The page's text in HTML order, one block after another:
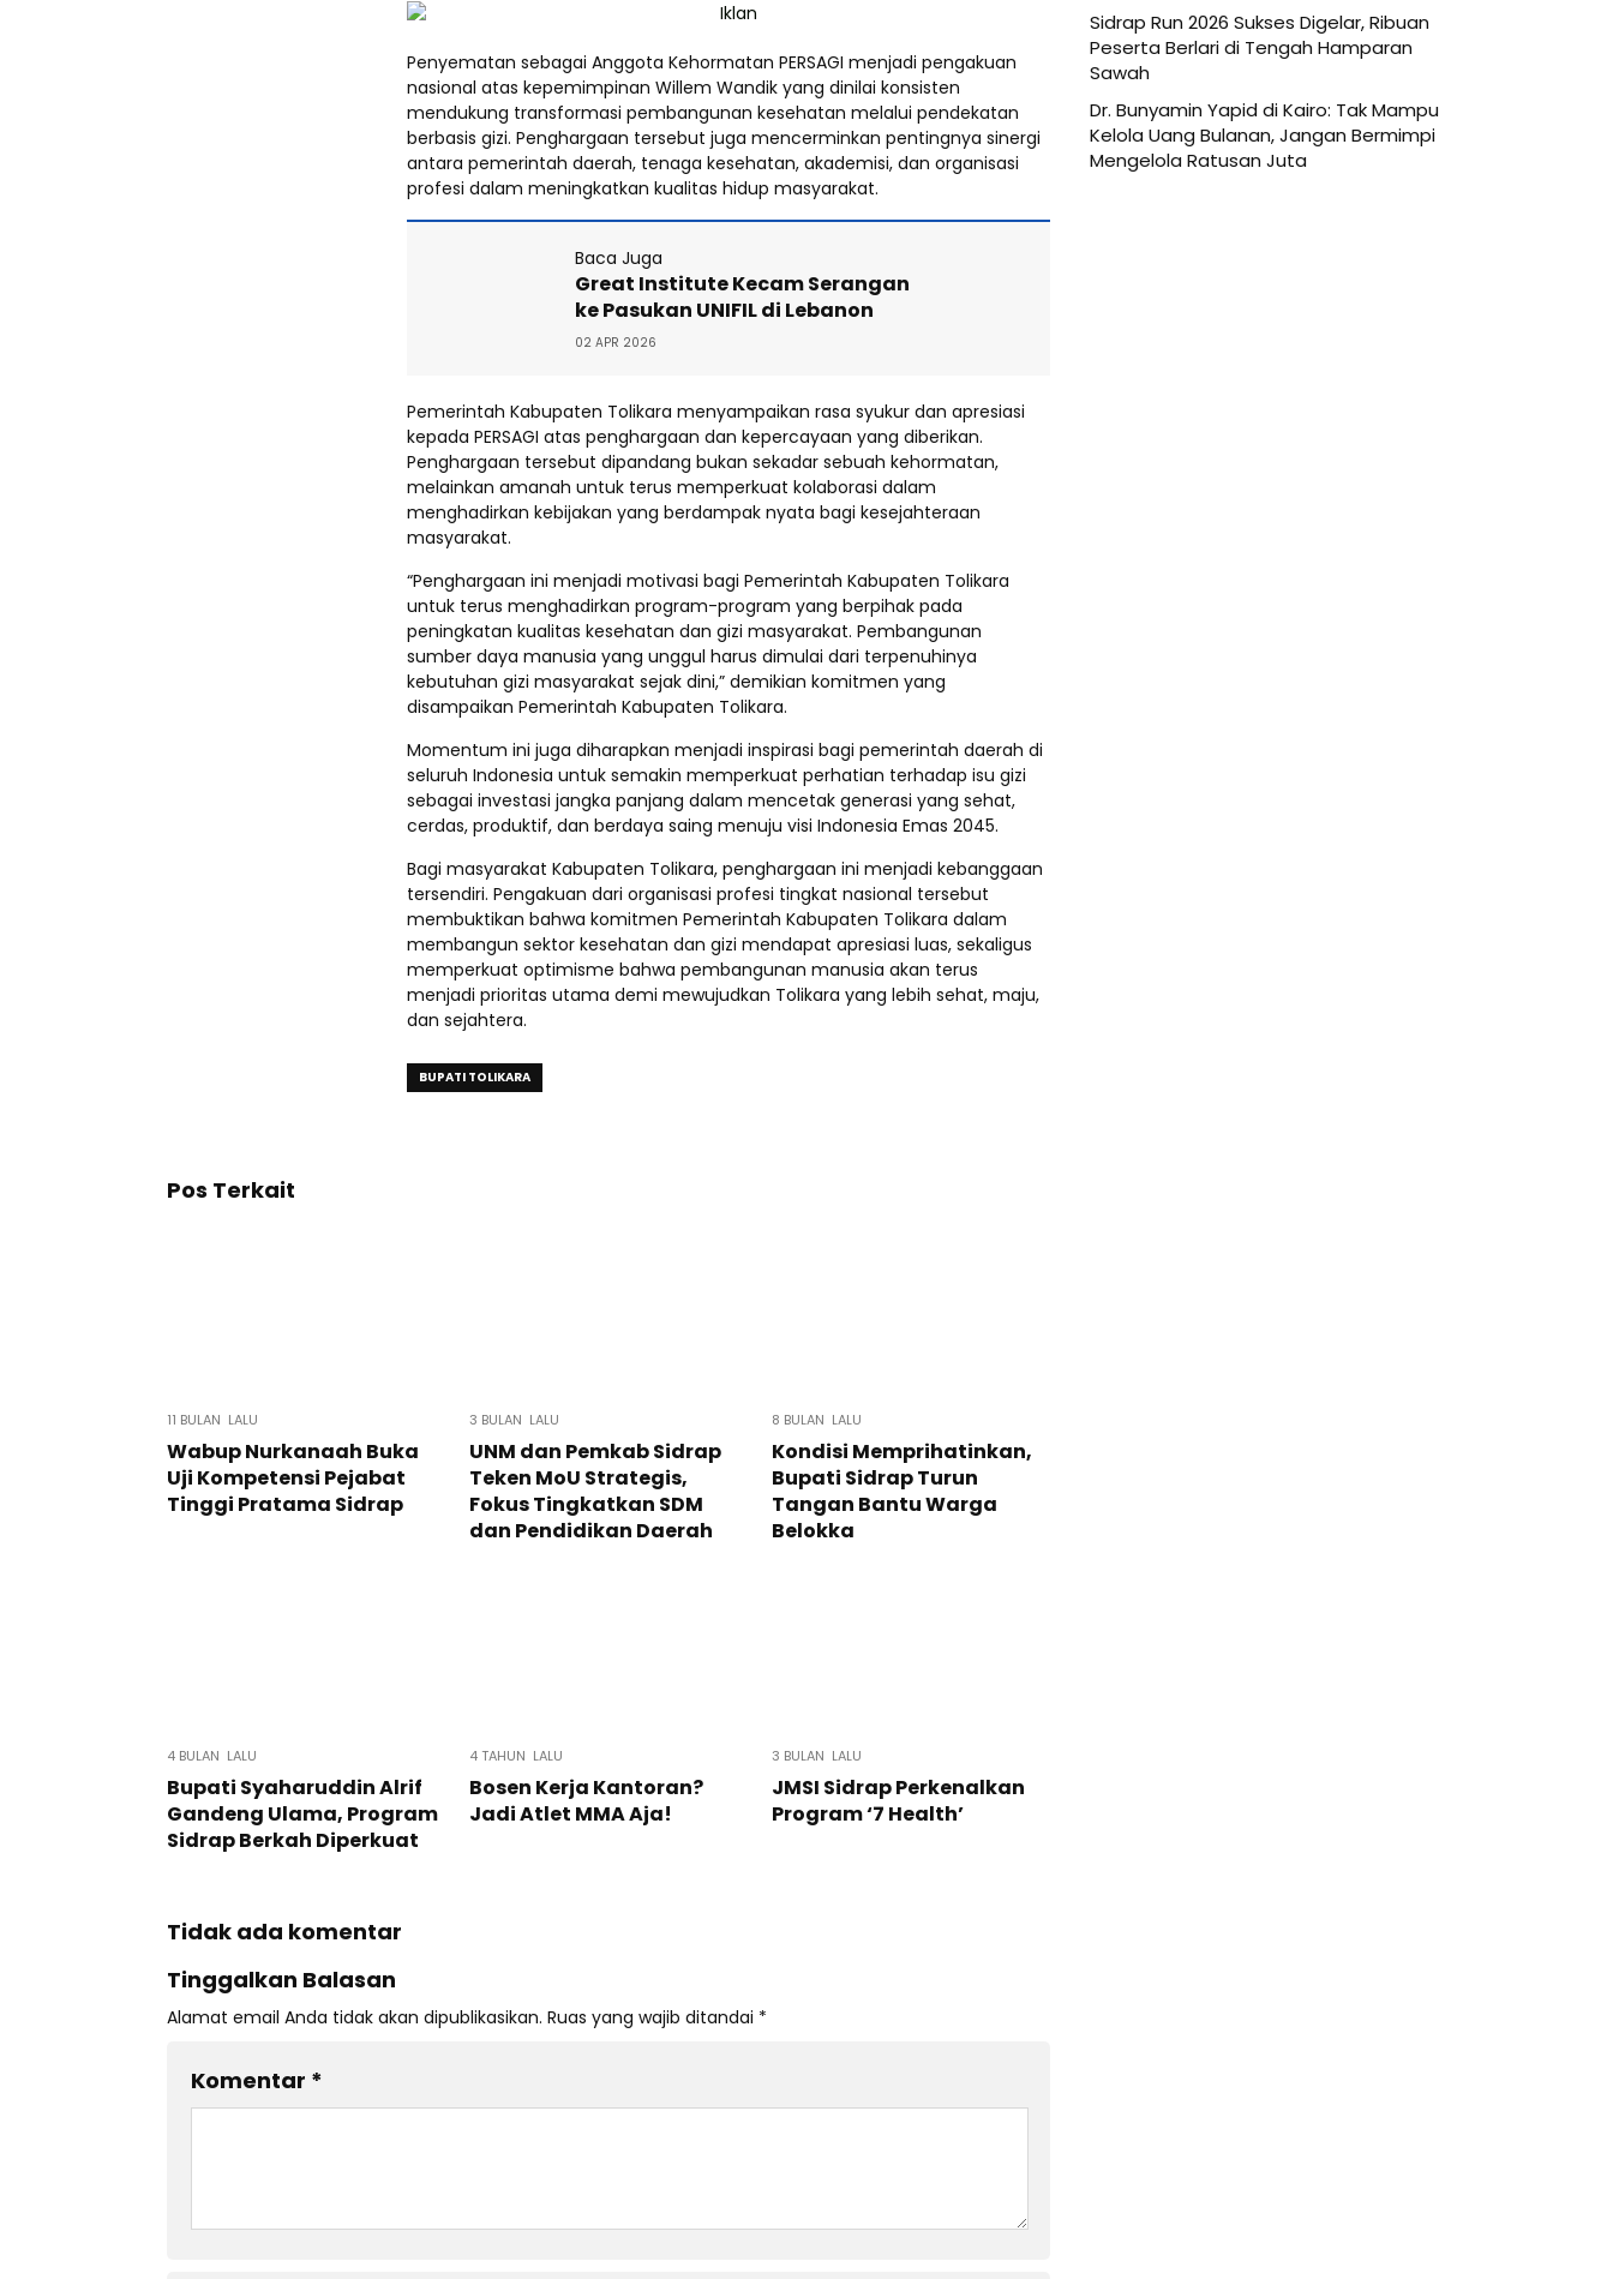
Penyematan sebagai Anggota Kehormatan PERSAGI menjadi pengakuan
nasional atas kepemimpinan Willem Wandik yang dinilai konsisten
mendukung transformasi pembangunan kesehatan melalui pendekatan
berbasis gizi. Penghargaan tersebut juga mencerminkan pentingnya sinergi
antara pemerintah daerah, tenaga kesehatan, akademisi, dan organisasi
profesi dalam meningkatkan kualitas hidup masyarakat.
Baca Juga
Great Institute Kecam Serangan
ke Pasukan UNIFIL di Lebanon
02 APR 2026
Pemerintah Kabupaten Tolikara menyampaikan rasa syukur dan apresiasi
kepada PERSAGI atas penghargaan dan kepercayaan yang diberikan.
Penghargaan tersebut dipandang bukan sekadar sebuah kehormatan,
melainkan amanah untuk terus memperkuat kolaborasi dalam
menghadirkan kebijakan yang berdampak nyata bagi kesejahteraan
masyarakat.
“Penghargaan ini menjadi motivasi bagi Pemerintah Kabupaten Tolikara
untuk terus menghadirkan program-program yang berpihak pada
peningkatan kualitas kesehatan dan gizi masyarakat. Pembangunan
sumber daya manusia yang unggul harus dimulai dari terpenuhinya
kebutuhan gizi masyarakat sejak dini,” demikian komitmen yang
disampaikan Pemerintah Kabupaten Tolikara.
Momentum ini juga diharapkan menjadi inspirasi bagi pemerintah daerah di
seluruh Indonesia untuk semakin memperkuat perhatian terhadap isu gizi
sebagai investasi jangka panjang dalam mencetak generasi yang sehat,
cerdas, produktif, dan berdaya saing menuju visi Indonesia Emas 2045.
Bagi masyarakat Kabupaten Tolikara, penghargaan ini menjadi kebanggaan
tersendiri. Pengakuan dari organisasi profesi tingkat nasional tersebut
membuktikan bahwa komitmen Pemerintah Kabupaten Tolikara dalam
membangun sektor kesehatan dan gizi mendapat apresiasi luas, sekaligus
memperkuat optimisme bahwa pembangunan manusia akan terus
menjadi prioritas utama demi mewujudkan Tolikara yang lebih sehat, maju,
dan sejahtera.
BUPATI TOLIKARA
Pos Terkait
11 BULAN LALU
Wabup Nurkanaah Buka
Uji Kompetensi Pejabat
Tinggi Pratama Sidrap
3 BULAN LALU
UNM dan Pemkab Sidrap
Teken MoU Strategis,
Fokus Tingkatkan SDM
dan Pendidikan Daerah
8 BULAN LALU
Kondisi Memprihatinkan,
Bupati Sidrap Turun
Tangan Bantu Warga
Belokka
4 BULAN LALU
Bupati Syaharuddin Alrif
Gandeng Ulama, Program
Sidrap Berkah Diperkuat
4 TAHUN LALU
Bosen Kerja Kantoran?
Jadi Atlet MMA Aja!
3 BULAN LALU
JMSI Sidrap Perkenalkan
Program ‘7 Health’
Tidak ada komentar
Tinggalkan Balasan
Alamat email Anda tidak akan dipublikasikan. Ruas yang wajib ditandai *
Komentar *
Sidrap Run 2026 Sukses Digelar, Ribuan
Peserta Berlari di Tengah Hamparan
Sawah
Dr. Bunyamin Yapid di Kairo: Tak Mampu
Kelola Uang Bulanan, Jangan Bermimpi
Mengelola Ratusan Juta